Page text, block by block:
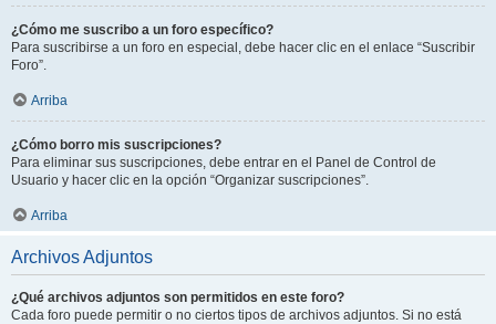
¿Cómo me suscribo a un foro específico?
Para suscribirse a un foro en especial, debe hacer clic en el enlace “Suscribir
Foro”.
Arriba
¿Cómo borro mis suscripciones?
Para eliminar sus suscripciones, debe entrar en el Panel de Control de
Usuario y hacer clic en la opción “Organizar suscripciones”.
Arriba
Archivos Adjuntos
¿Qué archivos adjuntos son permitidos en este foro?
Cada foro puede permitir o no ciertos tipos de archivos adjuntos. Si no está